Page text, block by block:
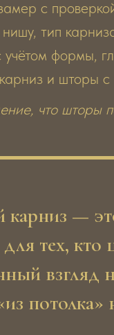
с
тип
формы,
и шторы
что шторы
—
тех, кто
взгляд
потолка»